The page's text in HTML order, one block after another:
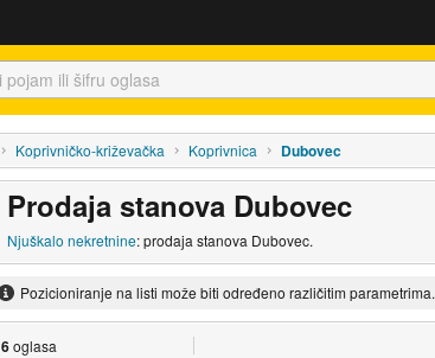
Koprivničko-križevačka Koprivnica Dubovec
Prodaja stanova Dubovec
Njuškalo nekretnine: prodaja stanova Dubovec.
Pozicioniranje na listi može biti određeno različitim parametrima.
6oglasa